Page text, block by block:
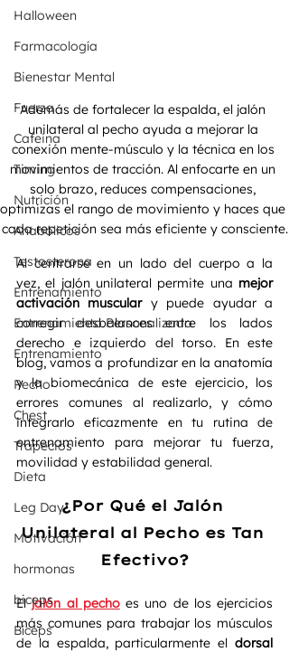
Halloween
Farmacología
Bienestar Mental
Fuerza
Cafeina
Timing
Nutrición
Anabólicos
Testosterona
Entrenamiento
Entrenamiento Personalizado
Entrenamiento
Pecho
Chest
Trapecios
Dieta
Leg Day
Motivación
hormonas
biceps
Bíceps
Además de fortalecer la espalda, el jalón
unilateral al pecho ayuda a mejorar la
conexión mente-músculo y la técnica en los
movimientos de tracción. Al enfocarte en un
solo brazo, reduces compensaciones,
optimizas el rango de movimiento y haces que
cada repetición sea más eficiente y consciente.
Al centrarse en un lado del cuerpo a la
vez, el jalón unilateral permite una mejor
activación muscular y puede ayudar a
corregir desbalances entre los lados
derecho e izquierdo del torso. En este
blog, vamos a profundizar en la anatomía
y la biomecánica de este ejercicio, los
errores comunes al realizarlo, y cómo
integrarlo eficazmente en tu rutina de
entrenamiento para mejorar tu fuerza,
movilidad y estabilidad general.
¿Por Qué el Jalón
Unilateral al Pecho es Tan
Efectivo?
El jalón al pecho es uno de los ejercicios
más comunes para trabajar los músculos
de la espalda, particularmente el dorsal